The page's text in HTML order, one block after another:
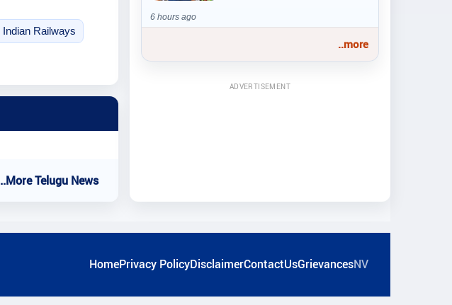
Indian Railways
..More Telugu News
6 hours ago
..more
ADVERTISEMENT
HomePrivacy PolicyDisclaimerContactUsGrievancesNV